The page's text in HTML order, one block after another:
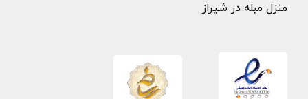
منزل مبله در شیراز